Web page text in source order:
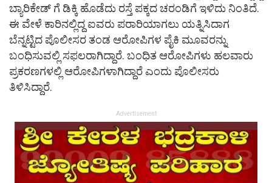
ಬ್ಯಾರಿಕೇಡ್ ಗೆ ಡಿಕ್ಕಿ ಹೊಡೆದು ರಸ್ತೆ ಪಕ್ಕದ ಚರಂಡಿಗೆ ಇಳಿದು ನಿಂತಿದೆ.
ಈ ವೇಳೆ ಕಾರಿನಲ್ಲಿದ್ದ ಐವರು ಪರಾರಿಯಾಗಲು ಯತ್ನಿಸಿದಾಗ
ಬೆನ್ನಟ್ಟಿದ ಪೊಲೀಸರ ತಂಡ ಆರೋಪಿಗಳ ಪೈಕಿ ಮೂವರನ್ನು
ಬಂಧಿಸುವಲ್ಲಿ ಸಫಲರಾಗಿದ್ದಾರೆ. ಬಂಧಿತ ಆರೋಪಿಗಳು ಹಲವಾರು
ಪ್ರಕರಣಗಳಲ್ಲಿ ಆರೋಪಿಗಳಾಗಿದ್ದಾರೆ ಎಂದು ಪೊಲೀಸರು
ತಿಳಿಸಿದ್ದಾರೆ‌.
Advertisement